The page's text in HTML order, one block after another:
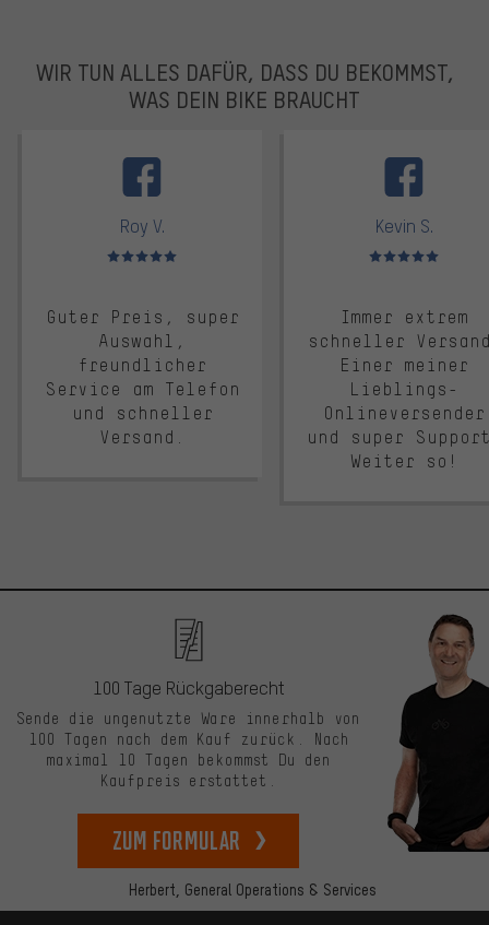
WIR TUN ALLES DAFÜR, DASS DU BEKOMMST,
WAS DEIN BIKE BRAUCHT
Roy V.
Bewertungen: 5 von 5
Guter Preis, super
Auswahl,
freundlicher
Service am Telefon
und schneller
Versand.
Kevin S.
Bewertungen: 5 von 5
Immer extrem
schneller
Einer meiner
Lieblings-
Onlineversender
und super
Weiter so!
Herbert, General Operations & Services
100 Tage Rückgaberecht
Sende die ungenutzte Ware innerhalb von
100 Tagen nach dem Kauf zurück. Nach
maximal 10 Tagen bekommst Du den
Kaufpreis erstattet.
zum Formular